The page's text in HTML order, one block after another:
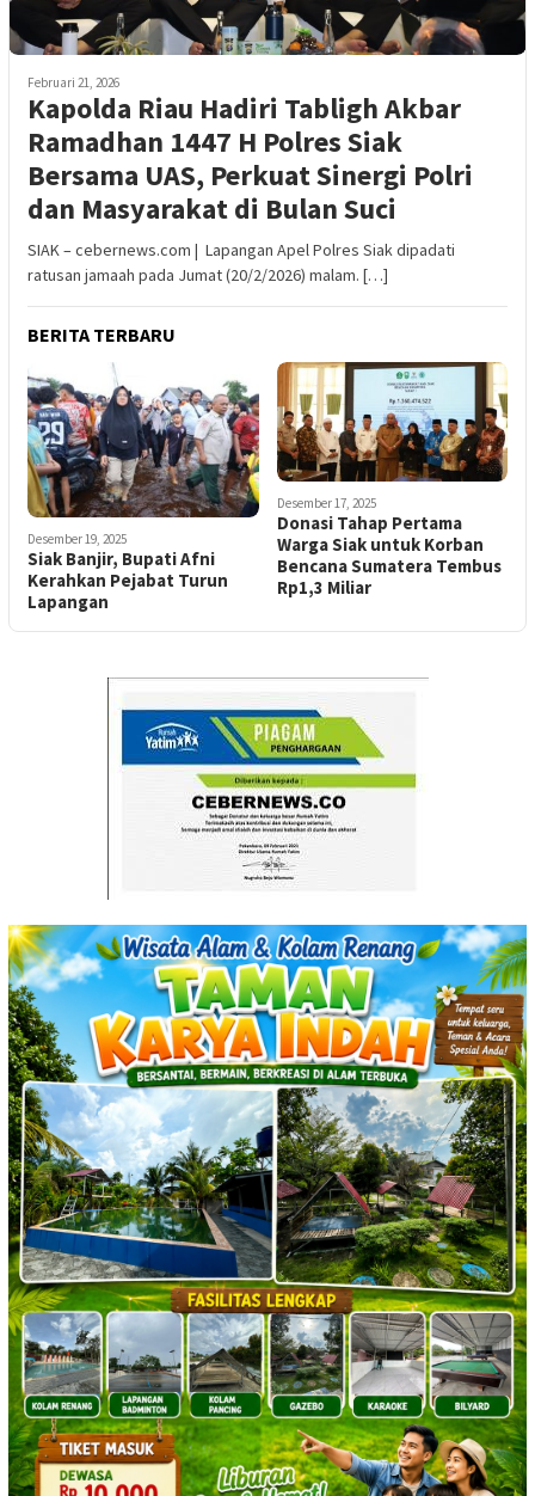
Februari 21, 2026
Kapolda Riau Hadiri Tabligh Akbar
Ramadhan 1447 H Polres Siak
Bersama UAS, Perkuat Sinergi Polri
dan Masyarakat di Bulan Suci
SIAK – cebernews.com | Lapangan Apel Polres Siak dipadati
ratusan jamaah pada Jumat (20/2/2026) malam. […]
BERITA TERBARU
Desember 19, 2025
Siak Banjir, Bupati Afni
Kerahkan Pejabat Turun
Lapangan
Desember 17, 2025
Donasi Tahap Pertama
Warga Siak untuk Korban
Bencana Sumatera Tembus
Rp1,3 Miliar